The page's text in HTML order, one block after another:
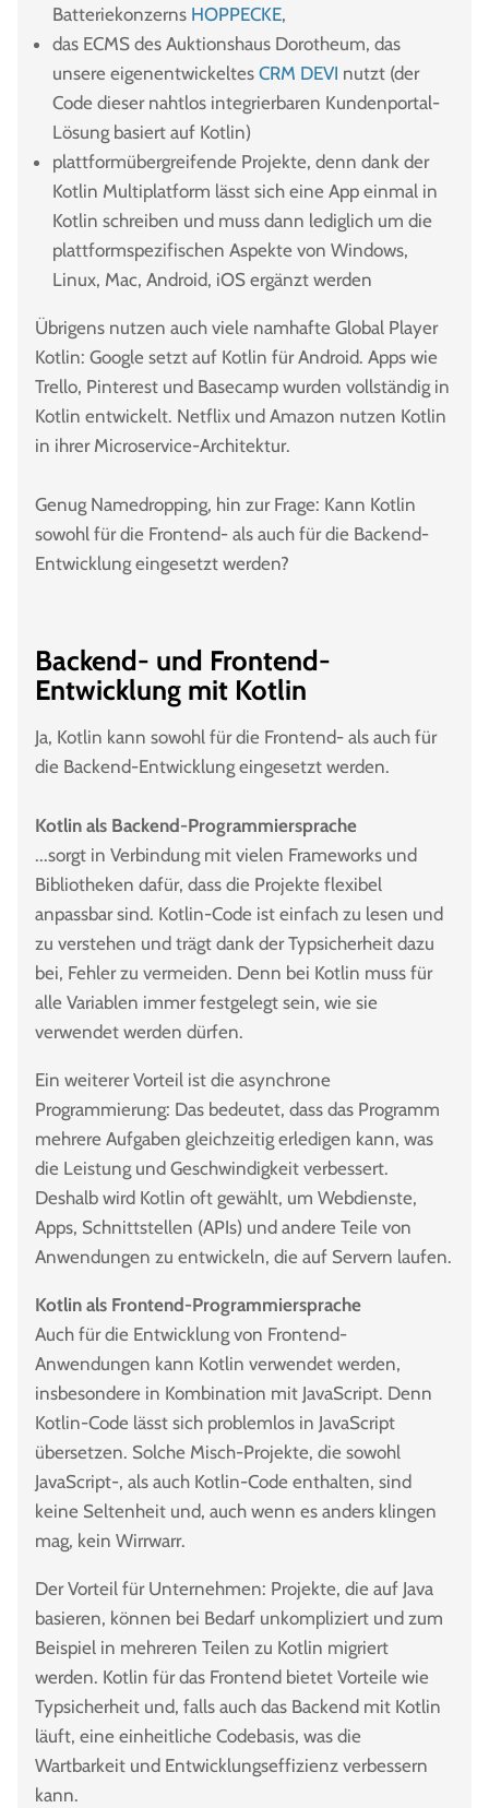
Batteriekonzerns HOPPECKE,
das ECMS des Auktionshaus Dorotheum, das
unsere eigenentwickeltes CRM DEVI nutzt (der
Code dieser nahtlos integrierbaren Kundenportal-
Lösung basiert auf Kotlin)
plattformübergreifende Projekte, denn dank der
Kotlin Multiplatform lässt sich eine App einmal in
Kotlin schreiben und muss dann lediglich um die
plattformspezifischen Aspekte von Windows,
Linux, Mac, Android, iOS ergänzt werden
Übrigens nutzen auch viele namhafte Global Player
Kotlin: Google setzt auf Kotlin für Android. Apps wie
Trello, Pinterest und Basecamp wurden vollständig in
Kotlin entwickelt. Netflix und Amazon nutzen Kotlin
in ihrer Microservice-Architektur.
Genug Namedropping, hin zur Frage: Kann Kotlin
sowohl für die Frontend- als auch für die Backend-
Entwicklung eingesetzt werden?
Backend- und Frontend-
Entwicklung mit Kotlin
Ja, Kotlin kann sowohl für die Frontend- als auch für
die Backend-Entwicklung eingesetzt werden.
Kotlin als Backend-Programmiersprache
...sorgt in Verbindung mit vielen Frameworks und
Bibliotheken dafür, dass die Projekte flexibel
anpassbar sind. Kotlin-Code ist einfach zu lesen und
zu verstehen und trägt dank der Typsicherheit dazu
bei, Fehler zu vermeiden. Denn bei Kotlin muss für
alle Variablen immer festgelegt sein, wie sie
verwendet werden dürfen.
Ein weiterer Vorteil ist die asynchrone
Programmierung: Das bedeutet, dass das Programm
mehrere Aufgaben gleichzeitig erledigen kann, was
die Leistung und Geschwindigkeit verbessert.
Deshalb wird Kotlin oft gewählt, um Webdienste,
Apps, Schnittstellen (APIs) und andere Teile von
Anwendungen zu entwickeln, die auf Servern laufen.
Kotlin als Frontend-Programmiersprache
Auch für die Entwicklung von Frontend-
Anwendungen kann Kotlin verwendet werden,
insbesondere in Kombination mit JavaScript. Denn
Kotlin-Code lässt sich problemlos in JavaScript
übersetzen. Solche Misch-Projekte, die sowohl
JavaScript-, als auch Kotlin-Code enthalten, sind
keine Seltenheit und, auch wenn es anders klingen
mag, kein Wirrwarr.
Der Vorteil für Unternehmen: Projekte, die auf Java
basieren, können bei Bedarf unkompliziert und zum
Beispiel in mehreren Teilen zu Kotlin migriert
werden. Kotlin für das Frontend bietet Vorteile wie
Typsicherheit und, falls auch das Backend mit Kotlin
läuft, eine einheitliche Codebasis, was die
Wartbarkeit und Entwicklungseffizienz verbessern
kann.